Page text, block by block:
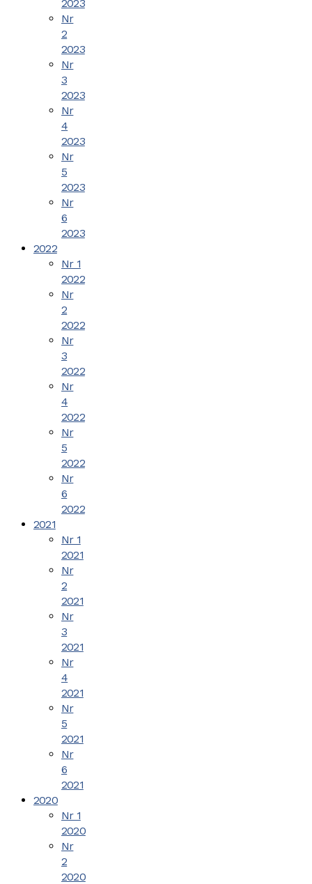
2023
Nr
2
2023
Nr
3
2023
Nr
4
2023
Nr
5
2023
Nr
6
2023
2022
Nr 1
2022
Nr
2
2022
Nr
3
2022
Nr
4
2022
Nr
5
2022
Nr
6
2022
2021
Nr 1
2021
Nr
2
2021
Nr
3
2021
Nr
4
2021
Nr
5
2021
Nr
6
2021
2020
Nr 1
2020
Nr
2
2020